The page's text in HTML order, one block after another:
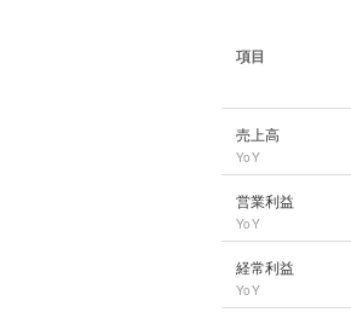
項目
売上高
YoY
営業利益
YoY
経常利益
YoY